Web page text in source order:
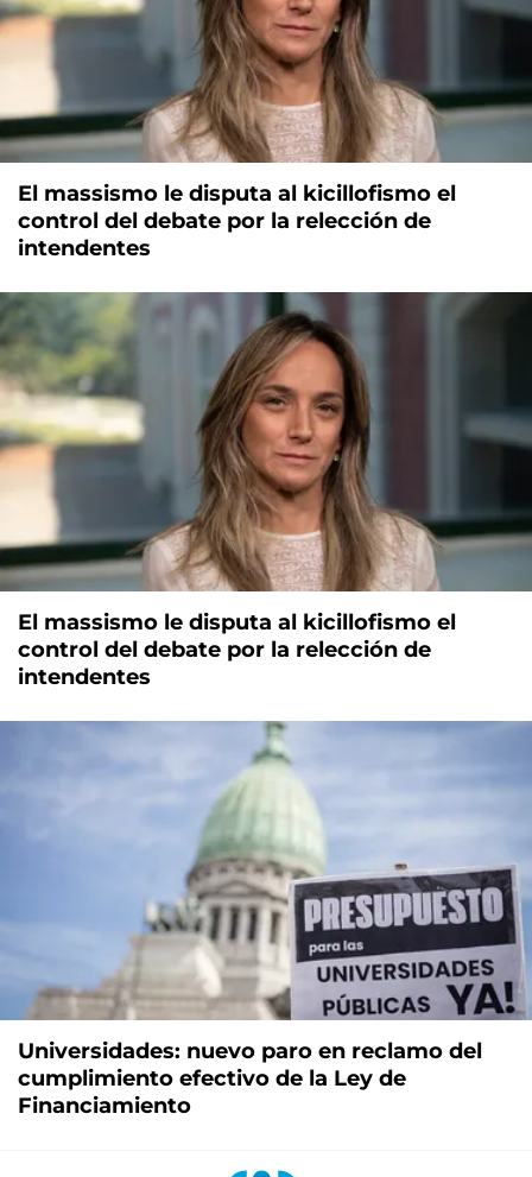
El massismo le disputa al kicillofismo el
control del debate por la relección de
intendentes
El massismo le disputa al kicillofismo el
control del debate por la relección de
intendentes
Universidades: nuevo paro en reclamo del
cumplimiento efectivo de la Ley de
Financiamiento